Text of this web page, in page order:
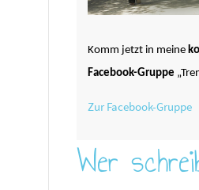
Komm jetzt in meine
Facebook-Gruppe
Zur Facebook-Gruppe
Wer